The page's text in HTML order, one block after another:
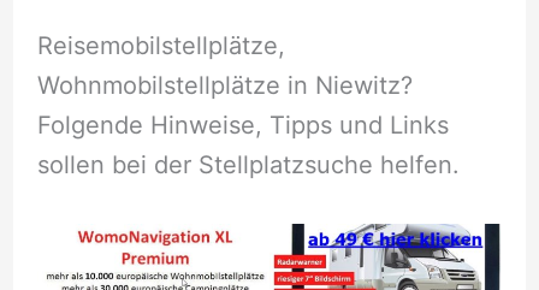
Reisemobilstellplätze,
Wohnmobilstellplätze in Niewitz?
Folgende Hinweise, Tipps und Links
sollen bei der Stellplatzsuche helfen.